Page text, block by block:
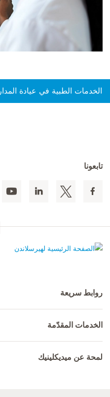
الخدمات الطبية في عيادة المدار
تابعونا
روابط سريعة
الخدمات المقدّمة
لمحة عن ميديكلينيك